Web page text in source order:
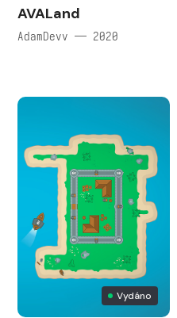
AVALand
AdamDevv — 2020
Vydáno